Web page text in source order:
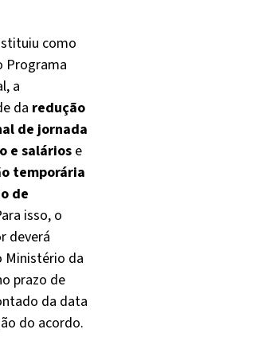
como
Programa
a
da redução
de jornada
e saláriose
temporária
de
isso, o
deverá
Ministério da
prazo de
da data
do acordo.